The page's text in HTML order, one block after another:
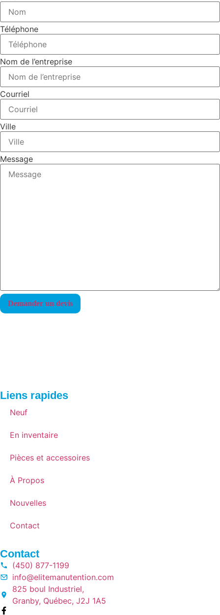
Téléphone
Nom de l’entreprise
Courriel
Ville
Message
Liens rapides
Neuf
En inventaire
Pièces et accessoires
À Propos
Nouvelles
Contact
Contact
(450) 877-1199
info@elitemanutention.com
825 boul Industriel,
Granby, Québec, J2J 1A5